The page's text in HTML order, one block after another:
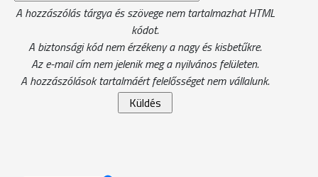
A hozzászólás tárgya és szövege nem tartalmazhat HTML
kódot.
A biztonsági kód nem érzékeny a nagy és kisbetűkre.
Az e-mail cím nem jelenik meg a nyilvános felületen.
A hozzászólások tartalmáért felelősséget nem vállalunk.